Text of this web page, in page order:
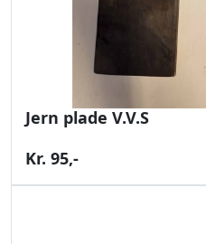
Jern plade V.V.S
Kr. 95,-